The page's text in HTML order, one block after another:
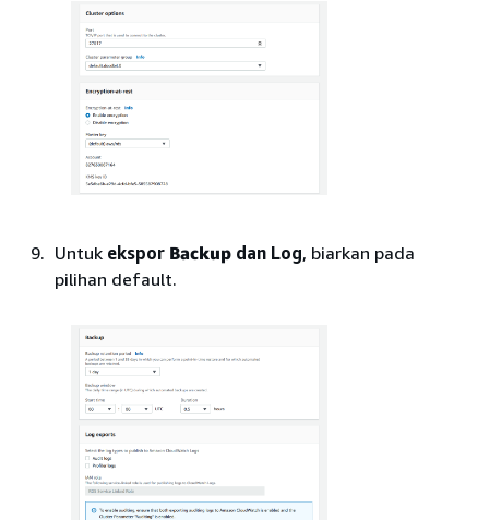
Untuk ekspor Backup dan Log, biarkan pada
pilihan default.